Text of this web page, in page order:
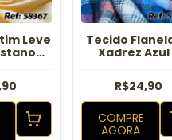
Leve
Tecido
Xadrez Azul
R$24,90
COMPRE
AGORA